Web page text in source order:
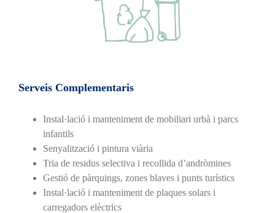
Serveis Complementaris
Instal·lació i manteniment de mobiliari urbà i parcs
infantils
Senyalització i pintura viària
Tria de residus selectiva i recollida d’andròmines
Gestió de pàrquings, zones blaves i punts turístics
Instal·lació i manteniment de plaques solars i
carregadors elèctrics